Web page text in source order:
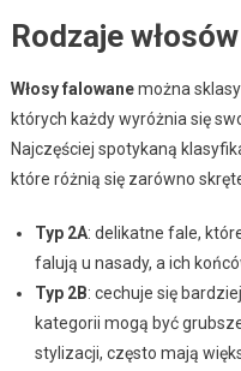
Rodzaje
Włosy falowanemożna
których każdy wyróżnia się
Najczęściej spotykaną
które różnią się zarówno
Typ 2A: delikatne fale,
falują u nasady, a ich
Typ 2B: cechuje się
kategorii mogą być
stylizacji, często mają